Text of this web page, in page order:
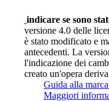
indicare se sono
versione 4.0 delle
è stato modificato e
antecedenti. La
l'indicazione dei
creato un'opera
Guida alla
Maggiori